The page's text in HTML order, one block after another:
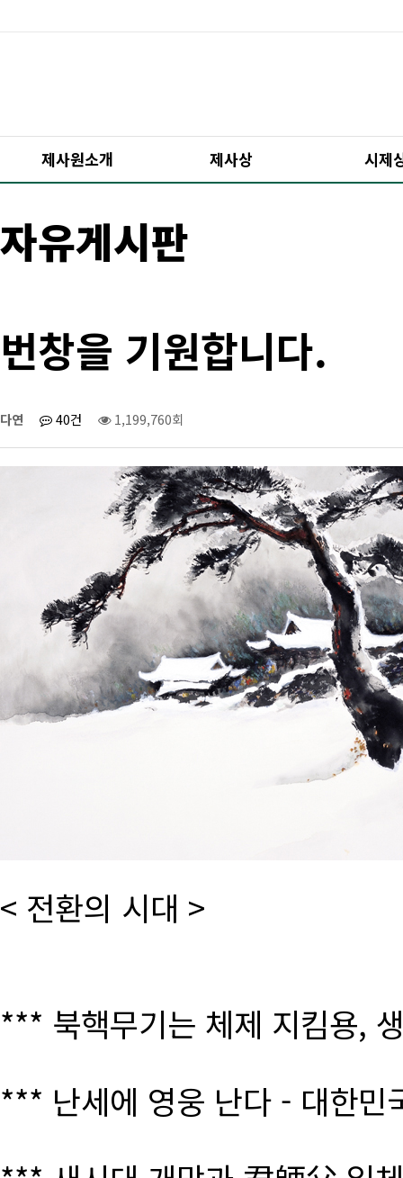
제사원소개 제사상 시제
자유게시판
번창을 기원합니다.
다연 40건 1,199,760회
< 전환의 시대 >
*** 북핵무기는 체제 지킴용,
*** 난세에 영웅 난다 - 대한